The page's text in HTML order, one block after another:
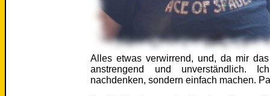
Alles etwas verwirrend, und, da mir
anstrengend und unverständlich.
nachdenken, sondern einfach machen.